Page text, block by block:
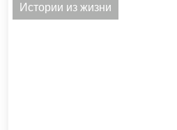
Истории из жизни